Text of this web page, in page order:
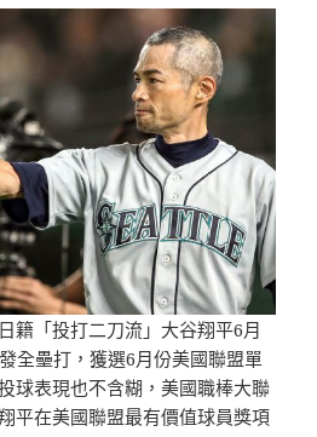
籍「投打二刀流」大谷翔平6月
全壘打，獲選6月份美國聯盟單
球表現也不含糊，美國職棒大聯
平在美國聯盟最有價值球員獎項